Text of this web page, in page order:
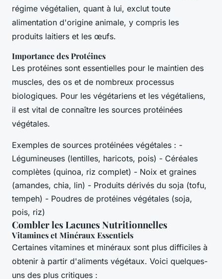
régime végétalien, quant à lui, exclut toute
alimentation d'origine animale, y compris les
produits laitiers et les œufs.
Importance des Protéines
Les protéines sont essentielles pour le maintien des
muscles, des os et de nombreux processus
biologiques. Pour les végétariens et les végétaliens,
il est vital de connaître les sources protéinées
végétales.
Exemples de sources protéinées végétales : -
Légumineuses (lentilles, haricots, pois) - Céréales
complètes (quinoa, riz complet) - Noix et graines
(amandes, chia, lin) - Produits dérivés du soja (tofu,
tempeh) - Poudres de protéines végétales (soja,
pois, riz)
Combler les Lacunes Nutritionnelles
Vitamines et Minéraux Essentiels
Certaines vitamines et minéraux sont plus difficiles à
obtenir à partir d'aliments végétaux. Voici quelques-
uns des plus critiques :